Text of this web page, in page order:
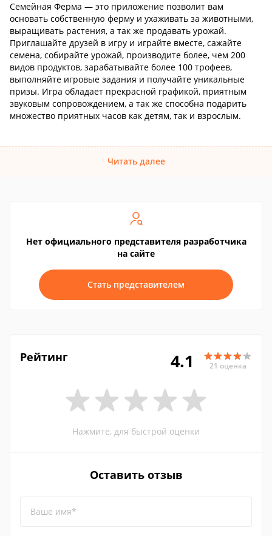
Семейная Ферма — это приложение позволит вам
основать собственную ферму и ухаживать за животными,
выращивать растения, а так же продавать урожай.
Приглашайте друзей в игру и играйте вместе, сажайте
семена, собирайте урожай, производите более, чем 200
видов продуктов, зарабатывайте более 100 трофеев,
выполняйте игровые задания и получайте уникальные
призы. Игра обладает прекрасной графикой, приятным
звуковым сопровождением, а так же способна подарить
множество приятных часов как детям, так и взрослым.
Читать далее
Нет официального представителя разработчика
на сайте
Стать представителем
Рейтинг 4.1 21 оценка
Нажмите, для быстрой оценки
Оставить отзыв
Ваше имя*